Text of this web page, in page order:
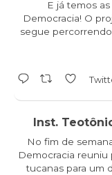
E já temos
Democracia! O
segue
Inst.
No fim de
Democracia reuniu
tucanas para um